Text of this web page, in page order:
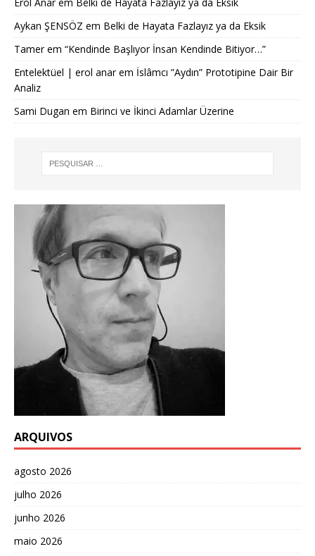
Aykan ŞENSÖZ em Belki de Hayata Fazlayız ya da Eksik
Tamerem “Kendinde Başlıyor İnsan Kendinde Bitiyor…”
Entelektüel | erol anarem İslâmcı ”Aydın” Prototipine Dair Bir
Analiz
Sami Dugan em Birinci ve İkinci Adamlar Üzerine
ARQUIVOS
agosto 2026
julho 2026
junho 2026
maio 2026